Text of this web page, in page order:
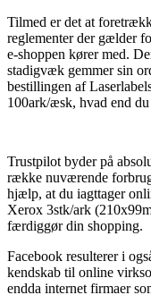
Tilmed er det at
reglementer der gælder
e-shoppen kører med.
stadigvæk gemmer sin
bestillingen af
100ark/æsk, hvad end
Trustpilot byder på
række nuværende
hjælp, at du iagttager
Xerox 3stk/ark
færdiggør din shopping.
Facebook resulterer i
kendskab til online
endda internet firmaer